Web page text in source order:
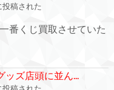
投稿された
番くじ買取させていた
ッズ店頭に並ん...